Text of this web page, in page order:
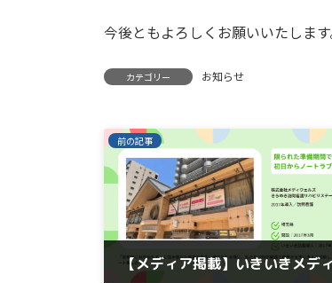
今後ともよろしくお願いいたします
カテゴリー お知らせ
前の記事